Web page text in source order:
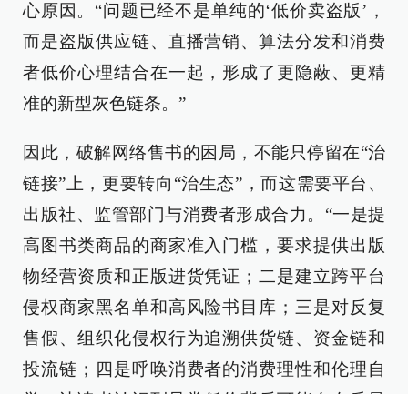
心原因。“问题已经不是单纯的‘低价卖盗版’，
而是盗版供应链、直播营销、算法分发和消费
者低价心理结合在一起，形成了更隐蔽、更精
准的新型灰色链条。”
因此，破解网络售书的困局，不能只停留在“治
链接”上，更要转向“治生态”，而这需要平台、
出版社、监管部门与消费者形成合力。“一是提
高图书类商品的商家准入门槛，要求提供出版
物经营资质和正版进货凭证；二是建立跨平台
侵权商家黑名单和高风险书目库；三是对反复
售假、组织化侵权行为追溯供货链、资金链和
投流链；四是呼唤消费者的消费理性和伦理自